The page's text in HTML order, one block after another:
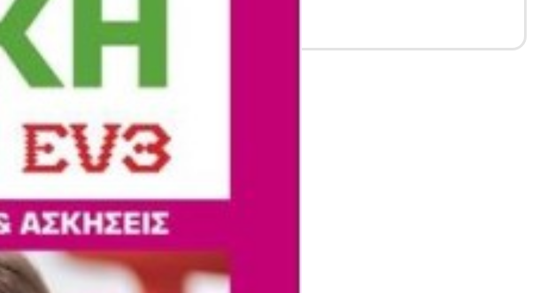
Υπολογιστών
Χαρακτηριστικά Βιβλίου
Γλώσσα
Ελληνικά
Διαστάσεις
21x29 cm
Εσωτερικό Βιβλίου
Έγχρωμο
Έτος Έκδοσης
2020
Κωδικός Ευδόξου
102073039